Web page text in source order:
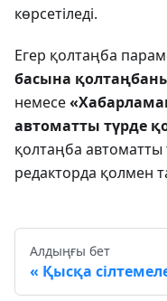
көрсетіледі.
Егер қолтаңба
басына
немесе
автоматты түрде
қолтаңба
редакторда қолмен
Алдыңғы бет
Қысқа